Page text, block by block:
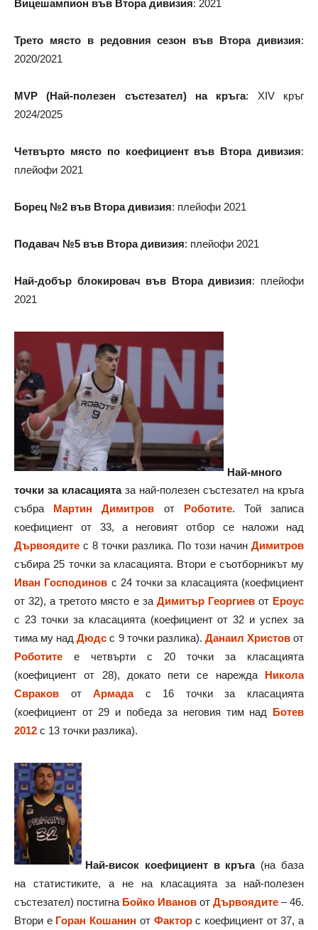
Вицешампион във Втора дивизия: 2021
Трето място в редовния сезон във Втора дивизия:
2020/2021
MVP (Най-полезен състезател) на кръга: XIV кръг
2024/2025
Четвърто място по коефициент във Втора дивизия:
плейофи 2021
Борец №2 във Втора дивизия: плейофи 2021
Подавач №5 във Втора дивизия: плейофи 2021
Най-добър блокировач във Втора дивизия: плейофи
2021
Най-много
точки за класациятаза най-полезен състезател на кръга
събра Мартин Димитров от Роботите. Той записа
коефициент от 33, а неговият отбор се наложи над
Дървоядите с 8 точки разлика. По този начин Димитров
събира 25 точки за класацията. Втори е съотборникът му
Иван Господинов с 24 точки за класацията (коефициент
от 32), а третото място е за Димитър Георгиевот Ероус
с 23 точки за класацията (коефициент от 32 и успех за
тима му надДюдс с 9 точки разлика). Данаил Христовот
Роботите е четвърти с 20 точки за класацията
(коефициент от 28), докато пети се нарежда Никола
Свраков отАрмадас 16 точки за класацията
(коефициент от 29 и победа за неговия тим над Ботев
2012 с 13 точки разлика).
Най-висок коефициент в кръга(на база
на статистиките, а не на класацията за най-полезен
състезател) постигна Бойко Иванов от Дървоядите – 46.
Втори е Горан Кошанин от Факторс коефициент от 37, а